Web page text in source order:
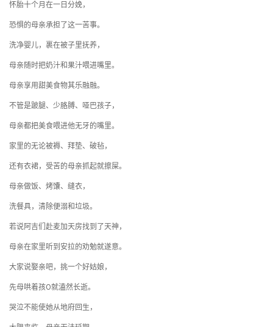
怀胎十个月在一日分娩，
恐惧的母亲承担了这一苦事。
洗净婴儿，裹在被子里抚养，
母亲随时把奶汁和果汁喂进嘴里。
母亲享用甜美食物其乐融融。
不管是跛腿、少胳膊、哑巴孩子，
母亲都把美食喂进他无牙的嘴里。
家里的无论被褥、拜垫、破毡，
还有衣裙，受苦的母亲抓起就擦屎。
母亲做饭、烤馕、缝衣，
洗餐具，清除便溺和垃圾。
若说阿吉们赴麦加天房找到了天神，
母亲在家里听到安拉的劝勉就遂意。
大家说娶亲吧，挑一个好姑娘，
先母哄着孩O就溘然长逝。
哭泣不能使她从地府回生，